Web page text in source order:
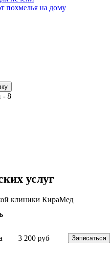
похмелья на дому
- 8
услуг
клиники КираМед
3 200 руб Записаться